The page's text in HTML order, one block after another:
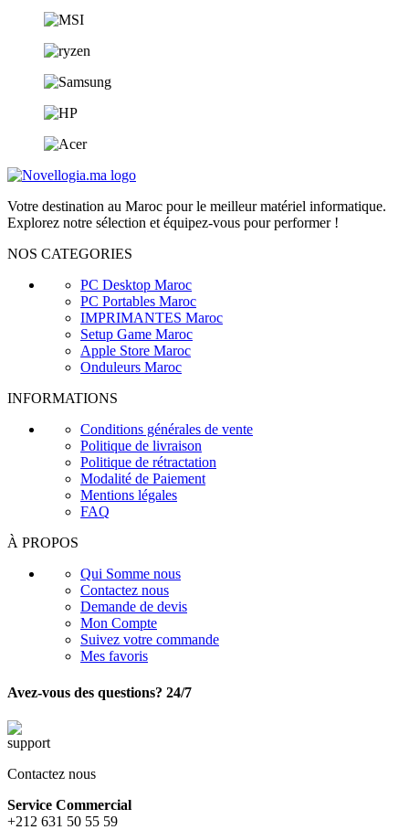
Votre destination au Maroc pour le meilleur matériel informatique.
Explorez notre sélection et équipez-vous pour performer !
NOS CATEGORIES
PC Desktop Maroc
PC Portables Maroc
IMPRIMANTES Maroc
Setup Game Maroc
Apple Store Maroc
Onduleurs Maroc
INFORMATIONS
Conditions générales de vente
Politique de livraison
Politique de rétractation
Modalité de Paiement
Mentions légales
FAQ
À PROPOS
Qui Somme nous
Contactez nous
Demande de devis
Mon Compte
Suivez votre commande
Mes favoris
Avez-vous des questions? 24/7
Contactez nous
Service Commercial
+212 631 50 55 59